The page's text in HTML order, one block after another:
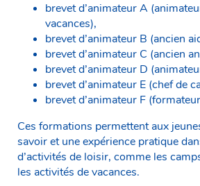
brevet d’animateur A
vacances),
brevet d’animateur B (ancien
brevet d’animateur C (ancien
brevet d’animateur D
brevet d’animateur E (chef de
brevet d’animateur F
Ces formations permettent aux
savoir et une expérience pratique
d’activités de loisir, comme les
les activités de vacances.